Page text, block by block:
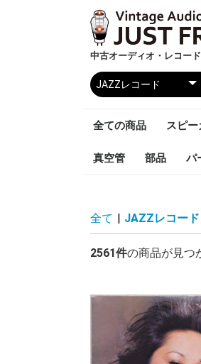
中古オーディオ・レコー
全ての商品 スピ
真空管 部品 パ
全て JAZZレコード
2561件の商品が見つ